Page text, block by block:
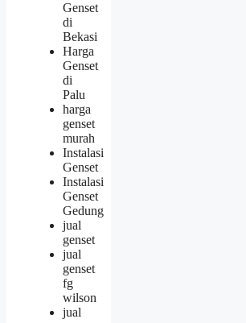
Genset
di
Bekasi
Harga
Genset
di
Palu
harga
genset
murah
Instalasi
Genset
Instalasi
Genset
Gedung
jual
genset
jual
genset
fg
wilson
jual